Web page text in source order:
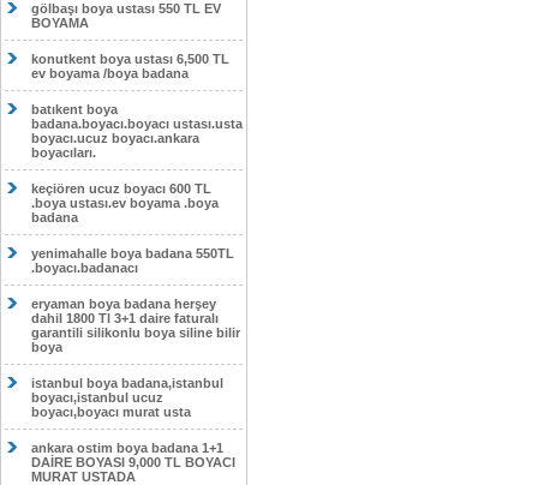
gölbaşı boya ustası 550 TL EV
BOYAMA
konutkent boya ustası 6,500 TL
ev boyama /boya badana
batıkent boya
badana.boyacı.boyacı ustası.usta
boyacı.ucuz boyacı.ankara
boyacıları.
keçiören ucuz boyacı 600 TL
.boya ustası.ev boyama .boya
badana
yenimahalle boya badana 550TL
.boyacı.badanacı
eryaman boya badana herşey
dahil 1800 Tl 3+1 daire faturalı
garantili silikonlu boya siline bilir
boya
istanbul boya badana,istanbul
boyacı,istanbul ucuz
boyacı,boyacı murat usta
ankara ostim boya badana 1+1
DAİRE BOYASI 9,000 TL BOYACI
MURAT USTADA